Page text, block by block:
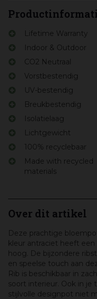
Lifetime Warranty
Indoor & Outdoor
CO2 Neutraal
Vorstbestendig
UV-bestendig
Breukbestendig
Isolatielaag
Lichtgewicht
100% recyclebaar
Made with recycled
materials
Over dit artikel
Deze prachtige
kleur antraciet heeft
hoog. De bijzondere
en speelse touch aan
Rib is beschikbaar in
soort interieur. Ook in je
stijlvolle designpot niet